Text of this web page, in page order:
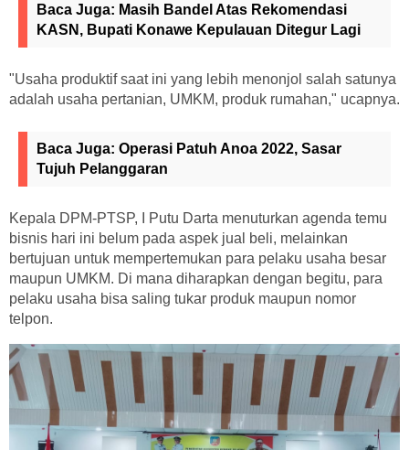
Baca Juga: Masih Bandel Atas Rekomendasi
KASN, Bupati Konawe Kepulauan Ditegur Lagi
"Usaha produktif saat ini yang lebih menonjol salah satunya
adalah usaha pertanian, UMKM, produk rumahan," ucapnya.
Baca Juga: Operasi Patuh Anoa 2022, Sasar
Tujuh Pelanggaran
Kepala DPM-PTSP, I Putu Darta menuturkan agenda temu
bisnis hari ini belum pada aspek jual beli, melainkan
bertujuan untuk mempertemukan para pelaku usaha besar
maupun UMKM. Di mana diharapkan dengan begitu, para
pelaku usaha bisa saling tukar produk maupun nomor
telpon.